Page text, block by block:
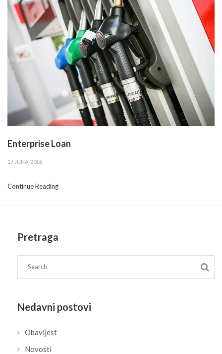
Enterprise Loan
17 JUNA, 2016
Continue Reading
Pretraga
Nedavni postovi
Obavijest
Novosti